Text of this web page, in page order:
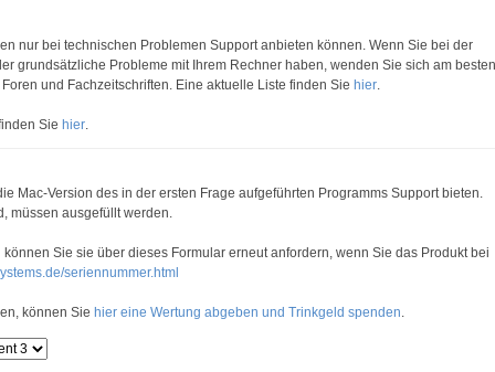
nur bei technischen Problemen Support anbieten können. Wenn Sie bei der
grundsätzliche Probleme mit Ihrem Rechner haben, wenden Sie sich am besten
und Fachzeitschriften. Eine aktuelle Liste finden Sie hier
Sie hier
Mac-Version des in der ersten Frage aufgeführten Programms Support bieten.
müssen ausgefüllt werden.
Sie sie über dieses Formular erneut anfordern, wenn Sie das Produkt bei
seriennummer.html
können Sie hier eine Wertung abgeben und Trinkgeld spenden.